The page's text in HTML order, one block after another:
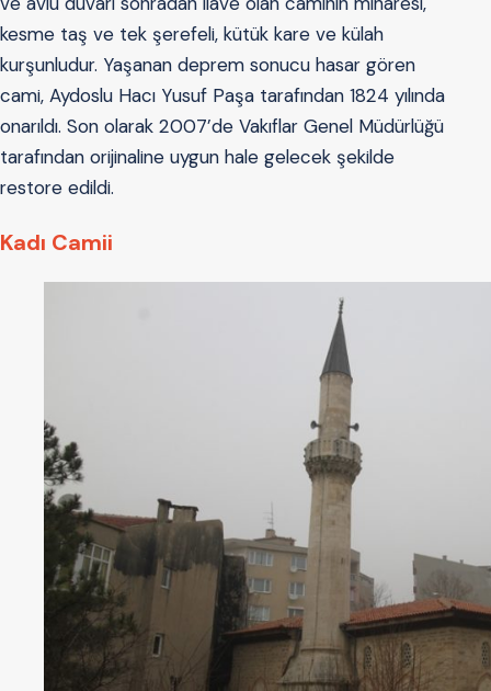
kesme taş ve tek şerefeli, kütük kare ve külah
kurşunludur. Yaşanan deprem sonucu hasar gören
cami, Aydoslu Hacı Yusuf Paşa tarafından 1824 yılında
onarıldı. Son olarak 2007’de Vakıflar Genel Müdürlüğü
tarafından orijinaline uygun hale gelecek şekilde
restore edildi.
Kadı Camii